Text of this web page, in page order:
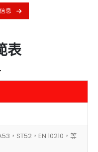
息
表
，ST52，EN 10210，等